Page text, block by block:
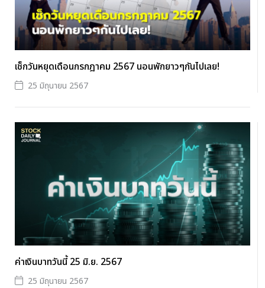
เช็กวันหยุดเดือนกรกฎาคม 2567 นอนพักยาวๆกันไปเลย!
25 มิถุนายน 2567
ค่าเงินบาทวันนี้ 25 มิ.ย. 2567
25 มิถุนายน 2567